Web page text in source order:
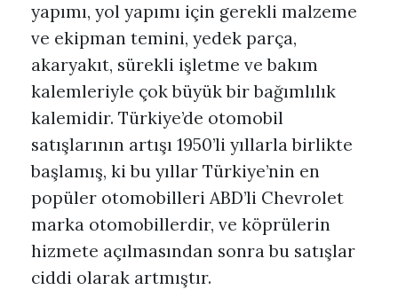
yapımı, yol yapımı için gerekli malzeme
ve ekipman temini, yedek parça,
akaryakıt, sürekli işletme ve bakım
kalemleriyle çok büyük bir bağımlılık
kalemidir. Türkiye’de otomobil
satışlarının artışı 1950’li yıllarla birlikte
başlamış, ki bu yıllar Türkiye’nin en
popüler otomobilleri ABD’li Chevrolet
marka otomobillerdir, ve köprülerin
hizmete açılmasından sonra bu satışlar
ciddi olarak artmıştır.